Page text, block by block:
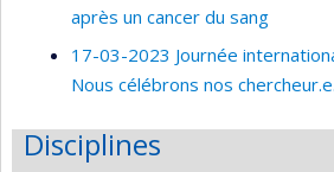
après un cancer du sang
17-03-2023 Journée
Nous célébrons nos
Disciplines